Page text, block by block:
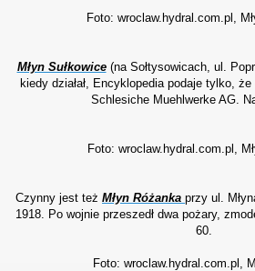
Foto: wroclaw.hydral.com.pl,
Młyn Sułkowice (na Sołtysowicach, ul.
kiedy działał, Encyklopedia podaje tylko, że
Schlesiche Muehlwerke AG.
Foto: wroclaw.hydral.com.pl,
Czynny jest też Młyn Różanka przy ul.
1918. Po wojnie przeszedł dwa pożary,
60.
Foto: wroclaw.hydral.com.pl,